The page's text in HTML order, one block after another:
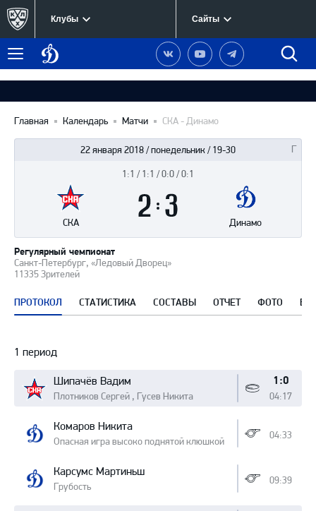
Клубы Сайты
Меню
Динамо
Москва
Наша
группа
Вконтакте
Наш
канал
YouTube
Наш
канал
Telegram
Главная Календарь Матчи СКА - Динамо
22 января 2018 / понедельник / 19-30
Санкт-Петербург, «Ледовый Дворец»
11335 Зрителей
Регулярный чемпионат
матча
1:1 / 1:1 / 0:0 / 0:1
СКА Динамо
ПРОТОКОЛ СТАТИСТИКА СОСТАВЫ ОТЧЕТ ФОТО
Протокол
1 период
Шипачёв Вадим
Плотников Сергей , Гусев Никита
1:0
04:17
Комаров Никита
Опасная игра высоко поднятой клюшкой
04:33
Карсумс Мартиньш
Грубость
09:39